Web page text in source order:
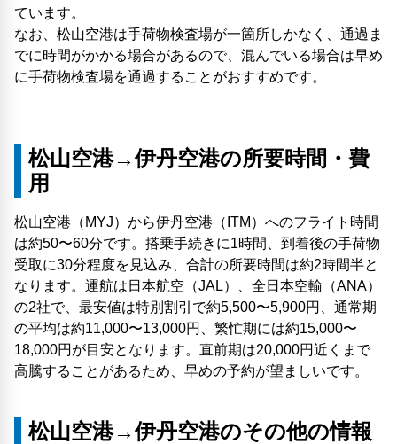
ています。
なお、松山空港は手荷物検査場が一箇所しかなく、通過ま
でに時間がかかる場合があるので、混んでいる場合は早め
に手荷物検査場を通過することがおすすめです。
松山空港→伊丹空港の所要時間・費
用
松山空港（MYJ）から伊丹空港（ITM）へのフライト時間
は約50〜60分です。搭乗手続きに1時間、到着後の手荷物
受取に30分程度を見込み、合計の所要時間は約2時間半と
なります。運航は日本航空（JAL）、全日本空輸（ANA）
の2社で、最安値は特別割引で約5,500〜5,900円、通常期
の平均は約11,000〜13,000円、繁忙期には約15,000〜
18,000円が目安となります。直前期は20,000円近くまで
高騰することがあるため、早めの予約が望ましいです。
松山空港→伊丹空港のその他の情報